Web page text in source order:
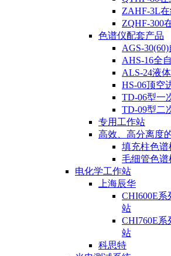
ZAHF-3L
ZQHF-300
色谱仪配套产品
AGS-
AHS-16全
ALS-24液
HS-06顶空
TD-06型一
TD-09型二
专用工作站
高效、高分离度
填充柱色谱
毛细管色谱
电化学工作站
上海辰华
CHI600E
站
CHI760E
站
科思特